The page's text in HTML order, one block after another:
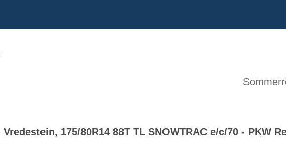
Vredestein, 175/80R14 88T TL SNOWTRAC e/c/70 - PKW